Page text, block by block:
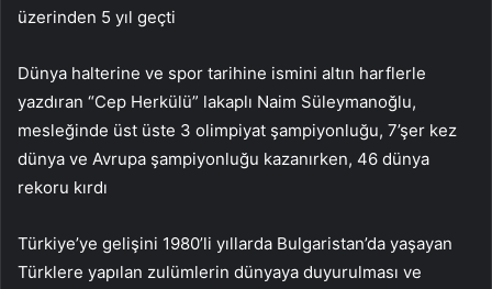
üzerinden 5 yıl geçti
Dünya halterine ve spor tarihine ismini altın harflerle
yazdıran “Cep Herkülü” lakaplı Naim Süleymanoğlu,
mesleğinde üst üste 3 olimpiyat şampiyonluğu, 7’şer kez
dünya ve Avrupa şampiyonluğu kazanırken, 46 dünya
rekoru kırdı
Türkiye’ye gelişini 1980’li yıllarda Bulgaristan’da yaşayan
Türklere yapılan zulümlerin dünyaya duyurulması ve